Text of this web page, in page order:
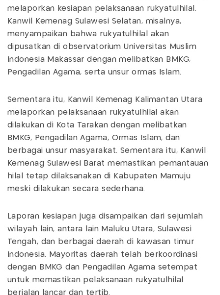
melaporkan kesiapan pelaksanaan rukyatulhilal.
Kanwil Kemenag Sulawesi Selatan, misalnya,
menyampaikan bahwa rukyatulhilal akan
dipusatkan di observatorium Universitas Muslim
Indonesia Makassar dengan melibatkan BMKG,
Pengadilan Agama, serta unsur ormas Islam.
Sementara itu, Kanwil Kemenag Kalimantan Utara
melaporkan pelaksanaan rukyatulhilal akan
dilakukan di Kota Tarakan dengan melibatkan
BMKG, Pengadilan Agama, Ormas Islam, dan
berbagai unsur masyarakat. Sementara itu, Kanwil
Kemenag Sulawesi Barat memastikan pemantauan
hilal tetap dilaksanakan di Kabupaten Mamuju
meski dilakukan secara sederhana.
Laporan kesiapan juga disampaikan dari sejumlah
wilayah lain, antara lain Maluku Utara, Sulawesi
Tengah, dan berbagai daerah di kawasan timur
Indonesia. Mayoritas daerah telah berkoordinasi
dengan BMKG dan Pengadilan Agama setempat
untuk memastikan pelaksanaan rukyatulhilal
berjalan lancar dan tertib.